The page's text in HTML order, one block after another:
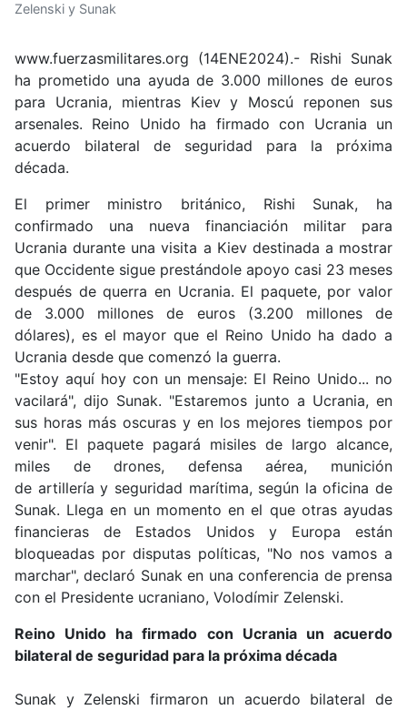
Zelenski y Sunak
www.fuerzasmilitares.org (14ENE2024).- Rishi Sunak
ha prometido una ayuda de 3.000 millones de euros
para Ucrania, mientras Kiev y Moscú reponen sus
arsenales. Reino Unido ha firmado con Ucrania un
acuerdo bilateral de seguridad para la próxima
década.
El primer ministro británico, Rishi Sunak, ha
confirmado una nueva financiación militar para
Ucrania durante una visita a Kiev destinada a mostrar
que Occidente sigue prestándole apoyo casi 23 meses
después de querra en Ucrania. El paquete, por valor
de 3.000 millones de euros (3.200 millones de
dólares), es el mayor que el Reino Unido ha dado a
Ucrania desde que comenzó la guerra.
"Estoy aquí hoy con un mensaje: El Reino Unido... no
vacilará", dijo Sunak. "Estaremos junto a Ucrania, en
sus horas más oscuras y en los mejores tiempos por
venir". El paquete pagará misiles de largo alcance,
miles dedrones, defensa aérea, munición
de artillería y seguridad marítima, según la oficina de
Sunak. Llega en un momento en el que otras ayudas
financieras de Estados Unidos y Europa están
bloqueadas por disputas políticas, "No nos vamos a
marchar", declaró Sunak en una conferencia de prensa
con el Presidente ucraniano, Volodímir Zelenski.
Reino Unido ha firmado con Ucrania un acuerdo
bilateral de seguridad para la próxima década
Sunak y Zelenski firmaron un acuerdo bilateral de